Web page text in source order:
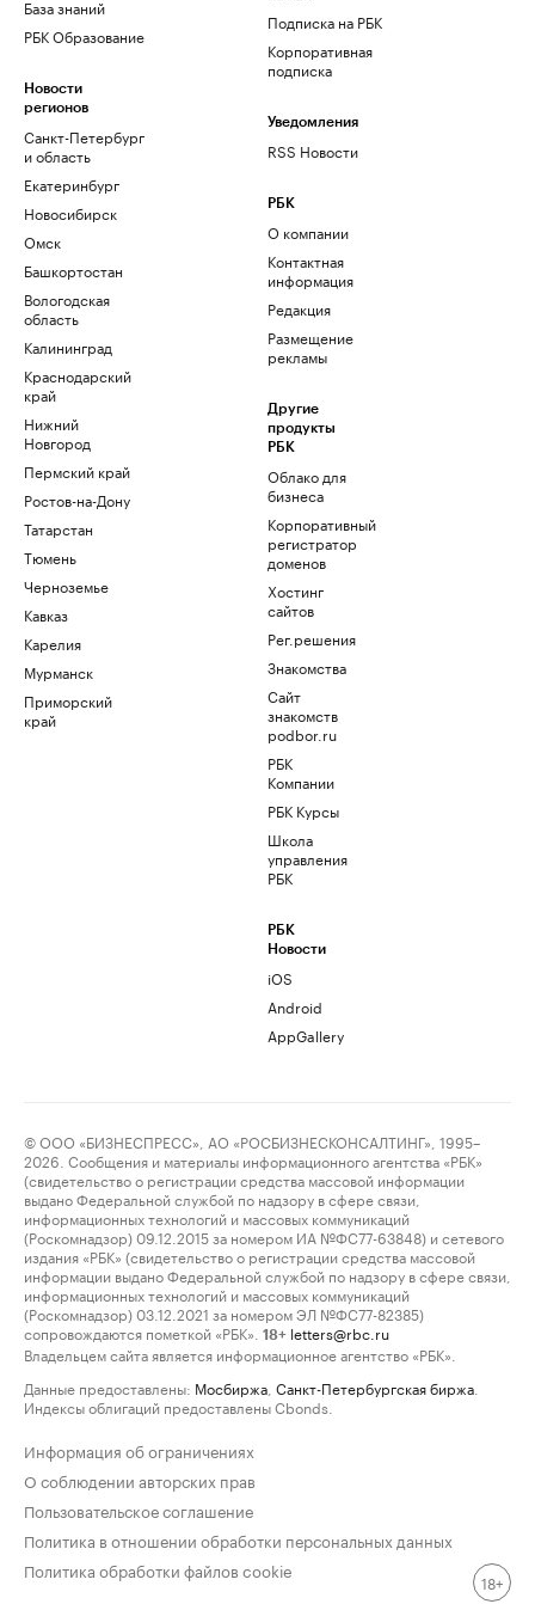
База знаний
РБК Образование
Новости
регионов
Санкт-Петербург
и область
Екатеринбург
Новосибирск
Омск
Башкортостан
Вологодская
область
Калининград
Краснодарский
край
Нижний
Новгород
Пермский край
Ростов-на-Дону
Татарстан
Тюмень
Черноземье
Кавказ
Карелия
Мурманск
Приморский
край
Подписка на РБК
Корпоративная
подписка
Уведомления
RSS Новости
РБК
О компании
Контактная
информация
Редакция
Размещение
рекламы
Другие
продукты
РБК
Облако для
бизнеса
Корпоративный
регистратор
доменов
Хостинг
сайтов
Рег.решения
Знакомства
Сайт
знакомств
podbor.ru
РБК
Компании
РБК Курсы
Школа
управления
РБК
РБК
Новости
iOS
Android
AppGallery
© ООО «БИЗНЕСПРЕСС», АО «РОСБИЗНЕСКОНСАЛТИНГ», 1995–
2026. Сообщения и материалы информационного агентства «РБК»
(свидетельство о регистрации средства массовой информации
выдано Федеральной службой по надзору в сфере связи,
информационных технологий и массовых коммуникаций
(Роскомнадзор) 09.12.2015 за номером ИА №ФС77-63848) и сетевого
издания «РБК» (свидетельство о регистрации средства массовой
информации выдано Федеральной службой по надзору в сфере связи,
информационных технологий и массовых коммуникаций
(Роскомнадзор) 03.12.2021 за номером ЭЛ №ФС77-82385)
сопровождаются пометкой «РБК».
18+ letters@rbc.ru
Владельцем сайта является информационное агентство «РБК».
Данные предоставлены: Мосбиржа Санкт-Петербургская биржа
Индексы облигаций предоставлены Cbonds.
Информация об ограничениях
О соблюдении авторских прав
Пользовательское соглашение
Политика в отношении обработки персональных данных
Политика обработки файлов cookie
18+